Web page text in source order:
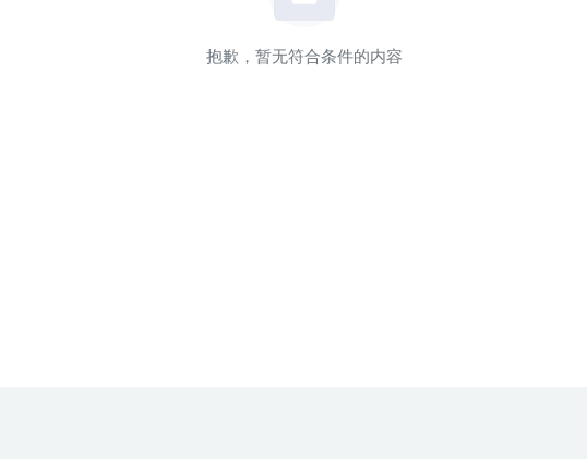
抱歉，暂无符合条件的内容